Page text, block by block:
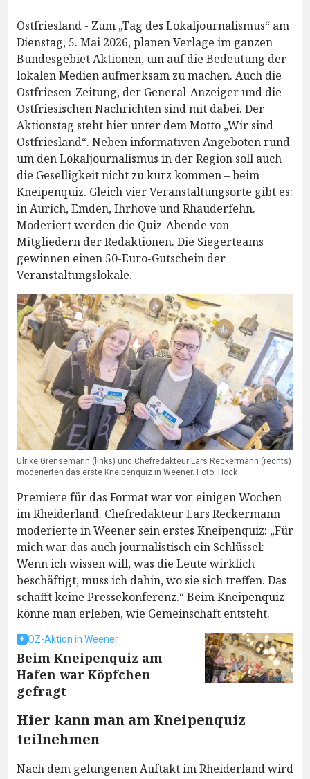
Ostfriesland - Zum „Tag des Lokaljournalismus“ am
Dienstag, 5. Mai 2026, planen Verlage im ganzen
Bundesgebiet Aktionen, um auf die Bedeutung der
lokalen Medien aufmerksam zu machen. Auch die
Ostfriesen-Zeitung, der General-Anzeiger und die
Ostfriesischen Nachrichten sind mit dabei. Der
Aktionstag steht hier unter dem Motto „Wir sind
Ostfriesland“. Neben informativen Angeboten rund
um den Lokaljournalismus in der Region soll auch
die Geselligkeit nicht zu kurz kommen – beim
Kneipenquiz. Gleich vier Veranstaltungsorte gibt es:
in Aurich, Emden, Ihrhove und Rhauderfehn.
Moderiert werden die Quiz-Abende von
Mitgliedern der Redaktionen. Die Siegerteams
gewinnen einen 50-Euro-Gutschein der
Veranstaltungslokale.
Ulrike Grensemann (links) und Chefredakteur Lars Reckermann (rechts)
moderierten das erste Kneipenquiz in Weener. Foto: Hock
Premiere für das Format war vor einigen Wochen
im Rheiderland. Chefredakteur Lars Reckermann
moderierte in Weener sein erstes Kneipenquiz: „Für
mich war das auch journalistisch ein Schlüssel:
Wenn ich wissen will, was die Leute wirklich
beschäftigt, muss ich dahin, wo sie sich treffen. Das
schafft keine Pressekonferenz.“ Beim Kneipenquiz
könne man erleben, wie Gemeinschaft entsteht.
OZ-Aktion in Weener
Beim Kneipenquiz am
Hafen war Köpfchen
gefragt
Hier kann man am Kneipenquiz
teilnehmen
Nach dem gelungenen Auftakt im Rheiderland wird